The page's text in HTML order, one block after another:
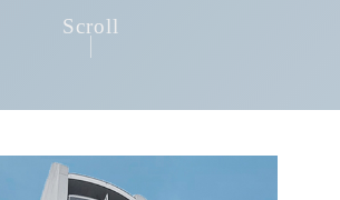
Scroll